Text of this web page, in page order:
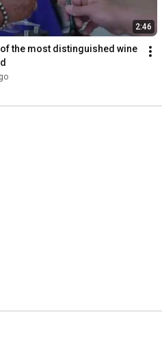
2:46
the most distinguished wine